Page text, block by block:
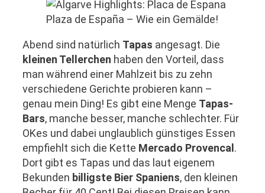
Plaza de España – Wie ein Gemälde!
Abend sind natürlich Tapas angesagt. Die
kleinen Tellerchen haben den Vorteil, dass
man während einer Mahlzeit bis zu zehn
verschiedene Gerichte probieren kann –
genau mein Ding! Es gibt eine Menge Tapas-
Bars, manche besser, manche schlechter. Für
OKes und dabei unglaublich günstiges Essen
empfiehlt sich die Kette Mercado Provencal.
Dort gibt es Tapas und das laut eigenem
Bekunden billigste Bier Spaniens, den kleinen